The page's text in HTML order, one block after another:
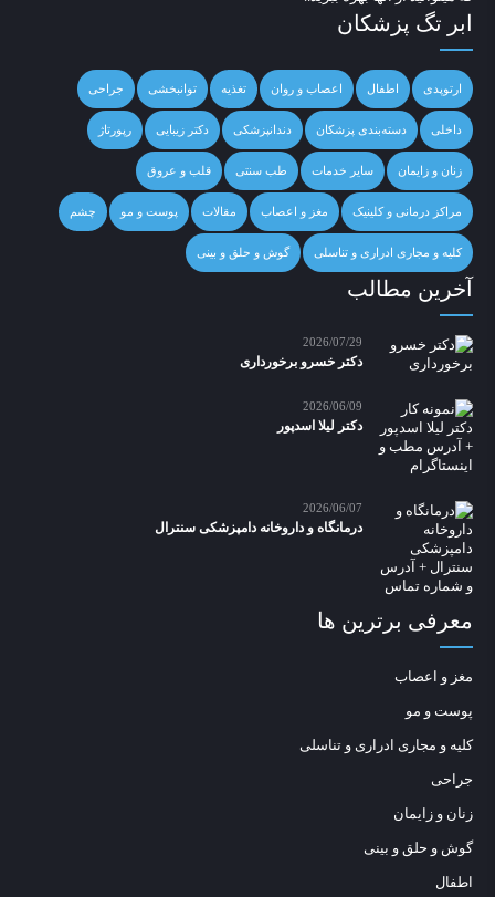
ابر تگ پزشکان
ارتوپدی اطفال اعصاب و روان تغذیه توانبخشی جراحی
داخلی دسته‌بندی پزشکان دندانپزشکی دکتر زیبایی رپورتاژ
زنان و زایمان سایر خدمات طب سنتی قلب و عروق
مراکز درمانی و کلینیک مغز و اعصاب مقالات پوست و مو چشم
کلیه و مجاری ادراری و تناسلی گوش و حلق و بینی
آخرین مطالب
2026/07/29
دکتر خسرو برخورداری
2026/06/09
دکتر لیلا اسدپور
2026/06/07
درمانگاه و داروخانه دامپزشکی سنترال
معرفی برترین ها
مغز و اعصاب
پوست و مو
کلیه و مجاری ادراری و تناسلی
جراحی
زنان و زایمان
گوش و حلق و بینی
اطفال